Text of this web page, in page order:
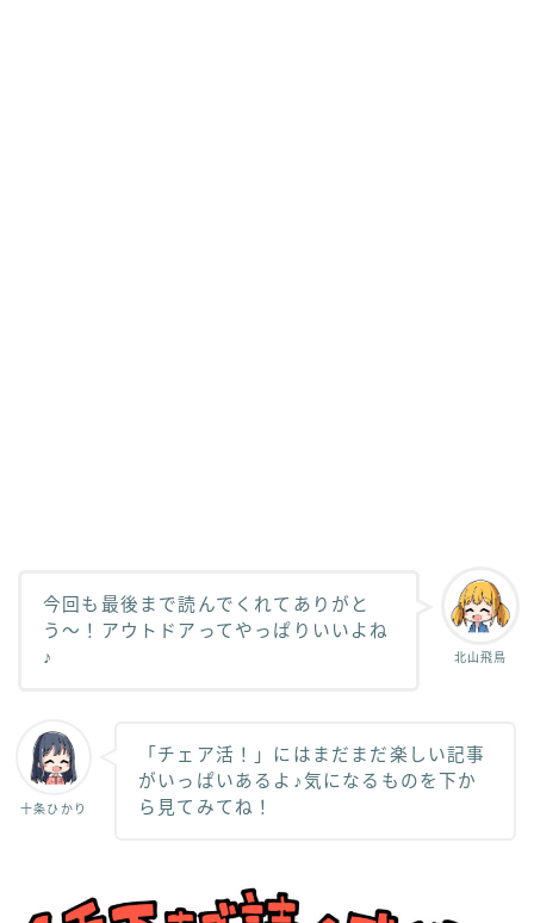
北山飛鳥
今回も最後まで読んでくれてありがと
う〜！アウトドアってやっぱりいいよね
♪
十条ひかり
「チェア活！」にはまだまだ楽しい記事
がいっぱいあるよ♪気になるものを下か
ら見てみてね！